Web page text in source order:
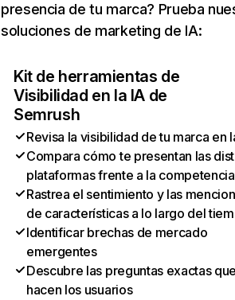
presencia de tu marca? Prueba
soluciones de marketing de IA:
Kit de herramientas de
Visibilidad en la IA de
Semrush
Revisa la visibilidad de tu marca en
Compara cómo te presentan las
plataformas frente a la competencia
Rastrea el sentimiento y las
de características a lo largo del
Identificar brechas de mercado
emergentes
Descubre las preguntas exactas
hacen los usuarios